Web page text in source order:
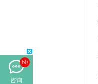
60
咨询